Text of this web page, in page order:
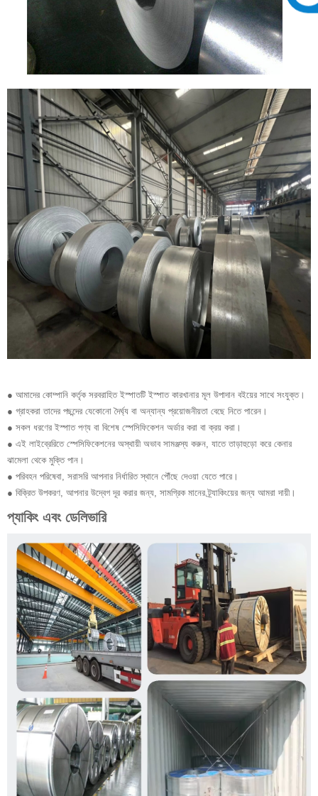
● আমাদের কোম্পানি কর্তৃক সরবরাহিত ইস্পাতটি ইস্পাত কারখানার মূল উপাদান বইয়ের সাথে সংযুক্ত।
● গ্রাহকরা তাদের পছন্দের যেকোনো দৈর্ঘ্য বা অন্যান্য প্রয়োজনীয়তা বেছে নিতে পারেন।
● সকল ধরণের ইস্পাত পণ্য বা বিশেষ স্পেসিফিকেশন অর্ডার করা বা ক্রয় করা।
● এই লাইব্রেরিতে স্পেসিফিকেশনের অস্থায়ী অভাব সামঞ্জস্য করুন, যাতে তাড়াহুড়ো করে কেনার
ঝামেলা থেকে মুক্তি পান।
● পরিবহন পরিষেবা, সরাসরি আপনার নির্ধারিত স্থানে পৌঁছে দেওয়া যেতে পারে।
● বিক্রিত উপকরণ, আপনার উদ্বেগ দূর করার জন্য, সামগ্রিক মানের ট্র্যাকিংয়ের জন্য আমরা দায়ী।
প্যাকিং এবং ডেলিভারি